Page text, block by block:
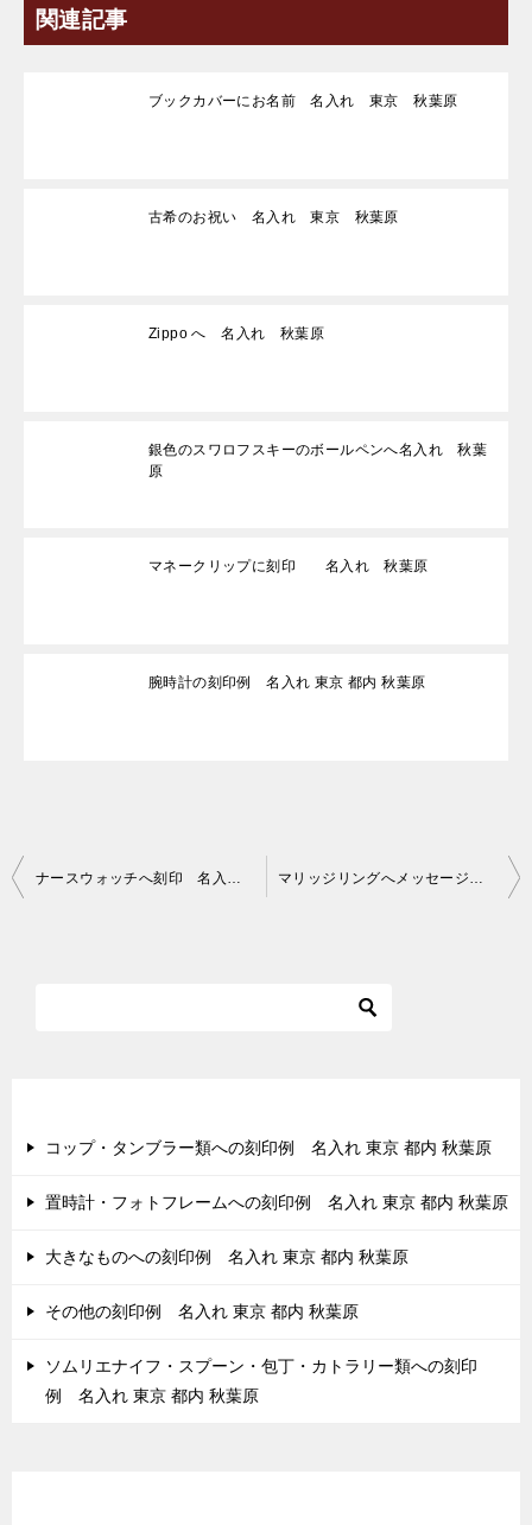
関連記事
ブックカバーにお名前 名入れ 東京 秋葉原
古希のお祝い 名入れ 東京 秋葉原
Zippo へ 名入れ 秋葉原
銀色のスワロフスキーのボールペンへ名入れ 秋葉
原
マネークリップに刻印 名入れ 秋葉原
腕時計の刻印例 名入れ 東京 都内 秋葉原
投
ョ
ナースウォッチへ刻印 名入れ 東京 秋葉原 マリッジリングへメッセージ刻印 名入れ 東京 秋葉原
コップ・タンブラー類への刻印例 名入れ 東京 都内 秋葉原
置時計・フォトフレームへの刻印例 名入れ 東京 都内 秋葉原
大きなものへの刻印例 名入れ 東京 都内 秋葉原
その他の刻印例 名入れ 東京 都内 秋葉原
ソムリエナイフ・スプーン・包丁・カトラリー類への刻印
例 名入れ 東京 都内 秋葉原